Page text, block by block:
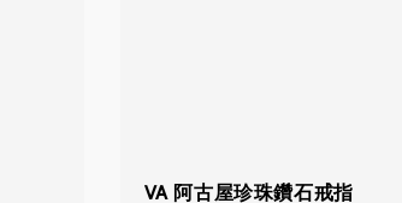
VA 阿古屋珍珠鑽石戒指